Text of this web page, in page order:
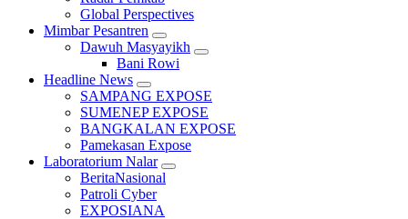
Global Perspectives
Mimbar Pesantren
Dawuh Masyayikh
Bani Rowi
Headline News
SAMPANG EXPOSE
SUMENEP EXPOSE
BANGKALAN EXPOSE
Pamekasan Expose
Laboratorium Nalar
BeritaNasional
Patroli Cyber
EXPOSIANA